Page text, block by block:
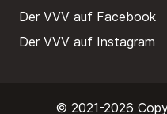
Der VVV auf Facebook
Der VVV auf Instagram
© 2021-2026